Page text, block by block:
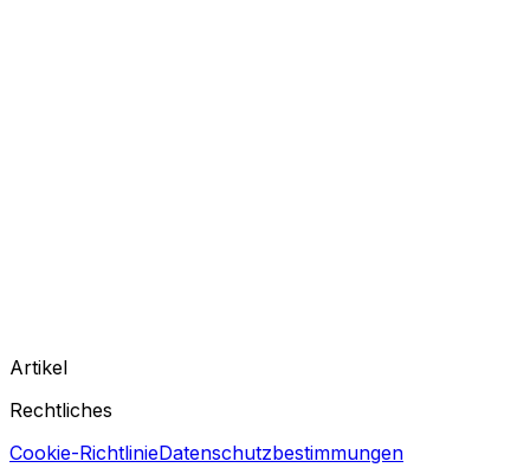
Artikel
Rechtliches
Cookie-RichtlinieDatenschutzbestimmungen